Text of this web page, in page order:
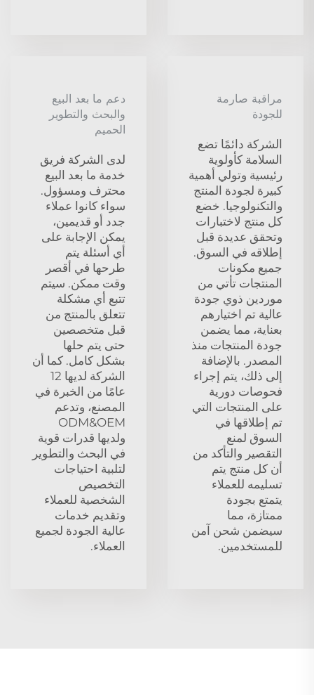
مراقبة صارمة
للجودة
الشركة دائمًا تضع
السلامة كأولوية
رئيسية وتولي أهمية
كبيرة لجودة المنتج
والتكنولوجيا. خضع
كل منتج لاختبارات
وتحقق عديدة قبل
إطلاقه في السوق.
جميع مكونات
المنتجات تأتي من
موردين ذوي جودة
عالية تم اختيارهم
بعناية، مما يضمن
جودة المنتجات منذ
المصدر. بالإضافة
إلى ذلك، يتم إجراء
فحوصات دورية
على المنتجات التي
تم إطلاقها في
السوق لمنع
التقصير والتأكد من
أن كل منتج يتم
تسليمه للعملاء
يتمتع بجودة
ممتازة، مما
سيضمن شحن آمن
للمستخدمين.
دعم ما بعد البيع
والبحث والتطوير
الحميم
لدى الشركة فريق
خدمة ما بعد البيع
محترف ومسؤول.
سواء كانوا عملاء
جدد أو قديمين،
يمكن الإجابة على
أي أسئلة يتم
طرحها في أقصر
وقت ممكن. سيتم
تتبع أي مشكلة
تتعلق بالمنتج من
قبل متخصصين
حتى يتم حلها
بشكل كامل. كما أن
الشركة لديها 12
عامًا من الخبرة في
المصنع، وتدعم
ODM&OEM
ولديها قدرات قوية
في البحث والتطوير
لتلبية احتياجات
التخصيص
الشخصية للعملاء
وتقديم خدمات
عالية الجودة لجميع
العملاء.